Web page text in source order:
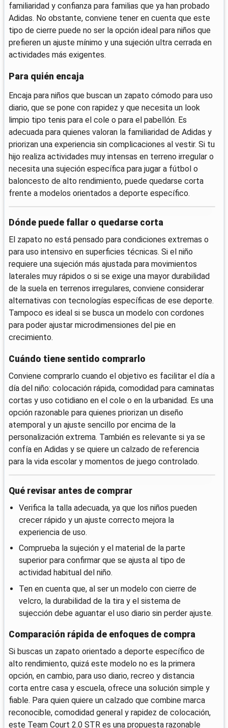
familiaridad y confianza para familias que ya han probado
Adidas. No obstante, conviene tener en cuenta que este
tipo de cierre puede no ser la opción ideal para niños que
prefieren un ajuste mínimo y una sujeción ultra cerrada en
actividades más exigentes.
Para quién encaja
Encaja para niños que buscan un zapato cómodo para uso
diario, que se pone con rapidez y que necesita un look
limpio tipo tenis para el cole o para el pabellón. Es
adecuada para quienes valoran la familiaridad de Adidas y
priorizan una experiencia sin complicaciones al vestir. Si tu
hijo realiza actividades muy intensas en terreno irregular o
necesita una sujeción específica para jugar a fútbol o
baloncesto de alto rendimiento, puede quedarse corta
frente a modelos orientados a deporte específico.
Dónde puede fallar o quedarse corta
El zapato no está pensado para condiciones extremas o
para uso intensivo en superficies técnicas. Si el niño
requiere una sujeción más ajustada para movimientos
laterales muy rápidos o si se exige una mayor durabilidad
de la suela en terrenos irregulares, conviene considerar
alternativas con tecnologías específicas de ese deporte.
Tampoco es ideal si se busca un modelo con cordones
para poder ajustar microdimensiones del pie en
crecimiento.
Cuándo tiene sentido comprarlo
Conviene comprarlo cuando el objetivo es facilitar el día a
día del niño: colocación rápida, comodidad para caminatas
cortas y uso cotidiano en el cole o en la urbanidad. Es una
opción razonable para quienes priorizan un diseño
atemporal y un ajuste sencillo por encima de la
personalización extrema. También es relevante si ya se
confía en Adidas y se quiere un calzado de referencia
para la vida escolar y momentos de juego controlado.
Qué revisar antes de comprar
Verifica la talla adecuada, ya que los niños pueden
crecer rápido y un ajuste correcto mejora la
experiencia de uso.
Comprueba la sujeción y el material de la parte
superior para confirmar que se ajusta al tipo de
actividad habitual del niño.
Ten en cuenta que, al ser un modelo con cierre de
velcro, la durabilidad de la tira y el sistema de
sujección debe aguantar el uso diario sin perder ajuste.
Comparación rápida de enfoques de compra
Si buscas un zapato orientado a deporte específico de
alto rendimiento, quizá este modelo no es la primera
opción, en cambio, para uso diario, recreo y distancia
corta entre casa y escuela, ofrece una solución simple y
fiable. Para quien quiere un calzado que combine marca
reconocible, comodidad general y rapidez de colocación,
este Team Court 2.0 STR es una propuesta razonable